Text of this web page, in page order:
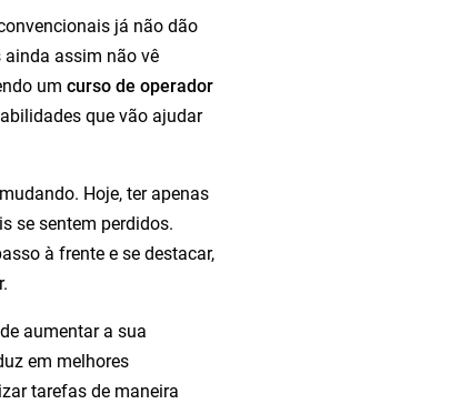
já não dão
ainda assim não vê
um curso de operador
que vão ajudar
Hoje, ter apenas
se sentem perdidos.
à frente e se destacar,
aumentar a sua
em melhores
tarefas de maneira